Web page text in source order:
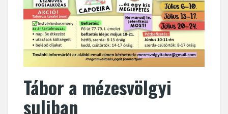
Tábor a mézesvölgyi
suliban